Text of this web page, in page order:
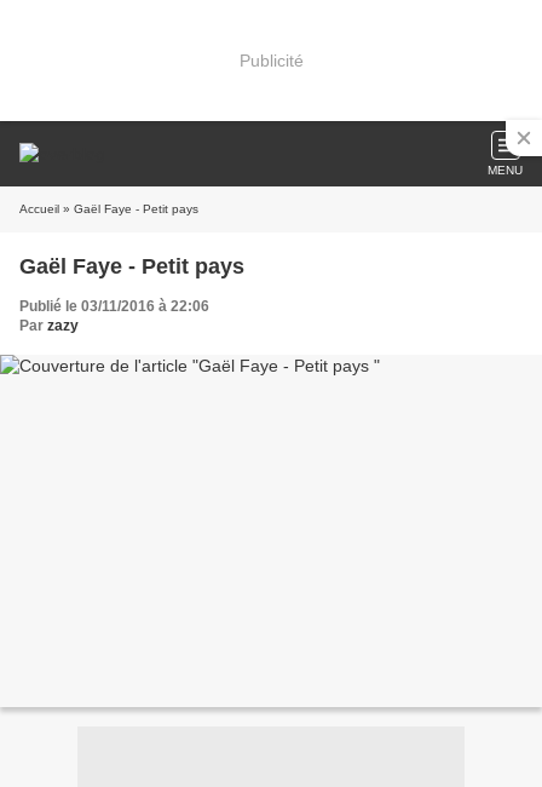
Publicité
MENU
Accueil » Gaël Faye - Petit pays
Gaël Faye - Petit pays
Publié le 03/11/2016 à 22:06
Par zazy